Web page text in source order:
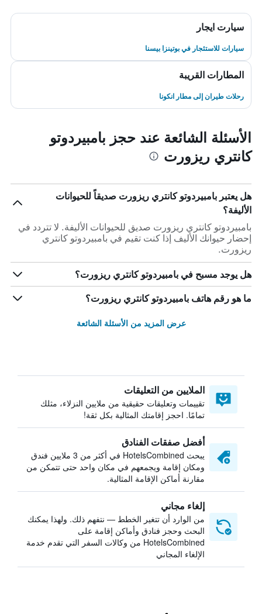
سيارت ايجار
سيارات للاستئجار في بوتينزا بيسنا
المطارات القريبة
رحلات طيران إلى مطار انكونا
الأسئلة الشائعة عند حجز بامبيردوتو
كانتري ريزورت
هل يعتبر بامبيردوتو كانتري ريزورت صديقاً للحيوانات
الأليفة؟
بامبيردوتو كانتري ريزورت صديق للحيوانات الأليفة. لا تتردد في
إحضار حيوانك الأليف إذا كنت تقيم في بامبيردوتو كانتري
ريزورت.
هل يوجد مسبح في بامبيردوتو كانتري ريزورت؟
ما هو رقم هاتف بامبيردوتو كانتري ريزورت؟
عرض المزيد من الأسئلة الشائعة
الملايين من التعليقات
تقييمات وتعليقات حقيقية من ملايين النزلاء، مثلك
تمامًا. احجز إقامتك المثالية بكل ثقة!
أفضل صفقات الفنادق
يبحث HotelsCombined في أكثر من 3 ملايين فندق
ومكان إقامة ويجمعهم في مكان واحد حتى تتمكن من
مقارنة أماكن الإقامة المثالية.
إلغاء مجاني
من الوارد أن تتغير الخطط — نتفهم ذلك. ولهذا يمكنك
البحث وحجز فنادق وأماكن إقامة على
HotelsCombined من وكالات السفر التي تقدم خدمة
الإلغاء المجاني